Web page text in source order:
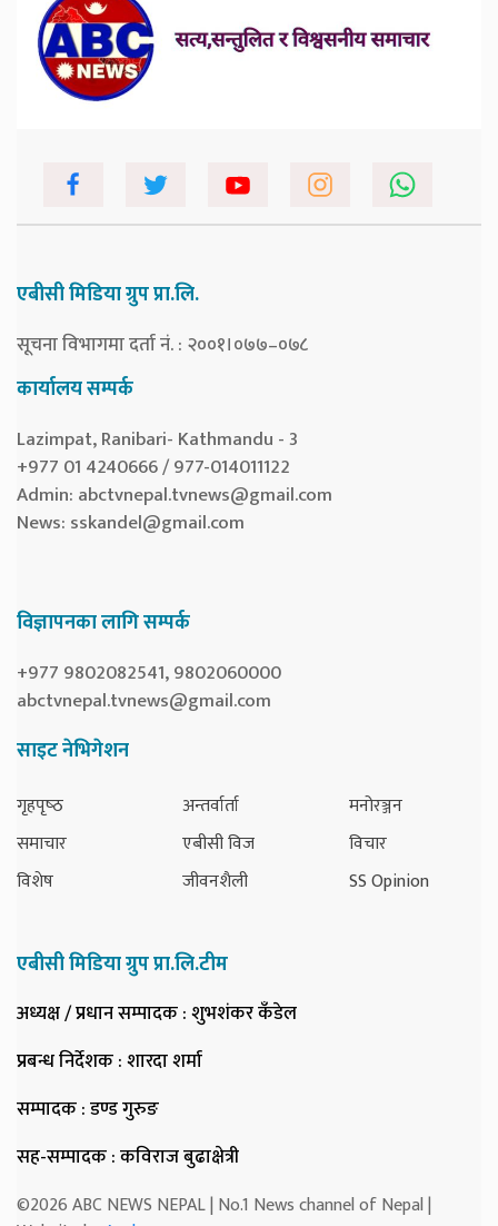
एबीसी मिडिया ग्रुप प्रा.लि.
सूचना विभागमा दर्ता नं. : २००१।०७७–०७८
कार्यालय सम्पर्क
Lazimpat, Ranibari- Kathmandu - 3
+977 01 4240666 / 977-014011122
Admin: abctvnepal.tvnews@gmail.com
News: sskandel@gmail.com
विज्ञापनका लागि सम्पर्क
+977 9802082541, 9802060000
abctvnepal.tvnews@gmail.com
साइट नेभिगेशन
गृहपृष्‍ठ
समाचार
विशेष
अन्तर्वार्ता
एबीसी विज
जीवनशैली
मनोरञ्जन
विचार
SS Opinion
एबीसी मिडिया ग्रुप प्रा.लि.टीम
अध्यक्ष / प्रधान सम्पादक: शुभशंकर कँडेल
प्रबन्ध निर्देशक: शारदा शर्मा
सम्पादक: डण्ड गुरुङ
सह-सम्पादक: कविराज बुढाक्षेत्री
©2026 ABC NEWS NEPAL | No.1 News channel of Nepal |